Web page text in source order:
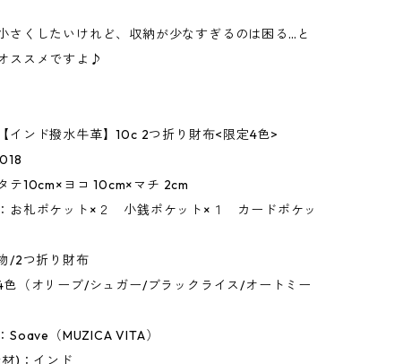
さくしたいけれど、収納が少なすぎるのは困る…と
ススメですよ♪
インド撥水牛革】10c 2つ折り財布<限定4色>
テ10cm×ヨコ 10cm×マチ 2cm
お札ポケット×２ 小銭ポケット×１ カードポケッ
/2つ折り財布
色（オリーブ/シュガー/ブラックライス/オートミー
Soave（MUZICA VITA）
)：インド